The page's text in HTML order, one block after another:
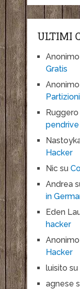
ULTIMI
Anonimo
Gratis
Anonimo
Partizioni
Ruggero
Hacker
Nicsu
Andrea
in
Eden
hacker
Anonimo
Hacker
luisito su
agnese